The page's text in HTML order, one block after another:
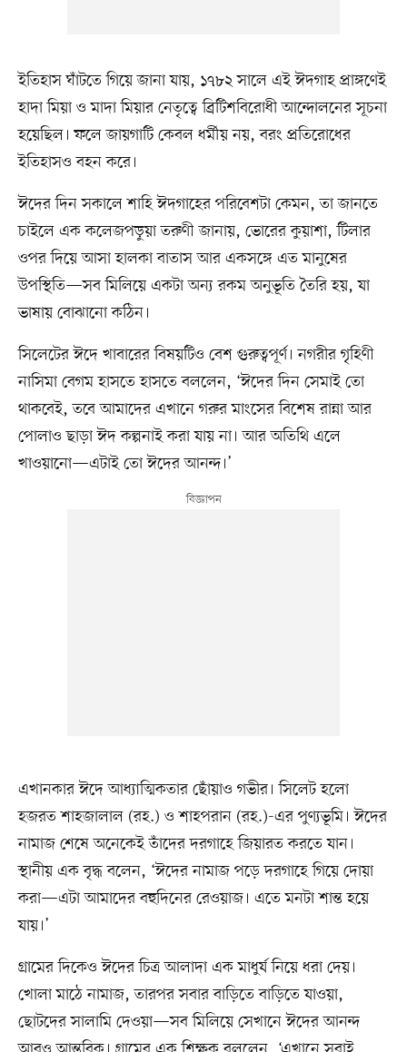
ইতিহাস ঘাঁটতে গিয়ে জানা যায়, ১৭৮২ সালে এই ঈদগাহ প্রাঙ্গণেই
হাদা মিয়া ও মাদা মিয়ার নেতৃত্বে ব্রিটিশবিরোধী আন্দোলনের সূচনা
হয়েছিল। ফলে জায়গাটি কেবল ধর্মীয় নয়, বরং প্রতিরোধের
ইতিহাসও বহন করে।
ঈদের দিন সকালে শাহি ঈদগাহের পরিবেশটা কেমন, তা জানতে
চাইলে এক কলেজপড়ুয়া তরুণী জানায়, ভোরের কুয়াশা, টিলার
ওপর দিয়ে আসা হালকা বাতাস আর একসঙ্গে এত মানুষের
উপস্থিতি—সব মিলিয়ে একটা অন্য রকম অনুভূতি তৈরি হয়, যা
ভাষায় বোঝানো কঠিন।
সিলেটের ঈদে খাবারের বিষয়টিও বেশ গুরুত্বপূর্ণ। নগরীর গৃহিণী
নাসিমা বেগম হাসতে হাসতে বললেন, ‘ঈদের দিন সেমাই তো
থাকবেই, তবে আমাদের এখানে গরুর মাংসের বিশেষ রান্না আর
পোলাও ছাড়া ঈদ কল্পনাই করা যায় না। আর অতিথি এলে
খাওয়ানো—এটাই তো ঈদের আনন্দ।’
এখানকার ঈদে আধ্যাত্মিকতার ছোঁয়াও গভীর। সিলেট হলো
হজরত শাহজালাল (রহ.) ও শাহপরান (রহ.)-এর পুণ্যভূমি। ঈদের
নামাজ শেষে অনেকেই তাঁদের দরগাহে জিয়ারত করতে যান।
স্থানীয় এক বৃদ্ধ বলেন, ‘ঈদের নামাজ পড়ে দরগাহে গিয়ে দোয়া
করা—এটা আমাদের বহুদিনের রেওয়াজ। এতে মনটা শান্ত হয়ে
যায়।’
গ্রামের দিকেও ঈদের চিত্র আলাদা এক মাধুর্য নিয়ে ধরা দেয়।
খোলা মাঠে নামাজ, তারপর সবার বাড়িতে বাড়িতে যাওয়া,
ছোটদের সালামি দেওয়া—সব মিলিয়ে সেখানে ঈদের আনন্দ